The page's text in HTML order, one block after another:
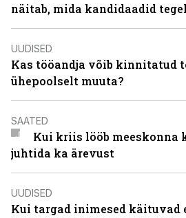
näitab, mida kandidaadid
UUDISED
Kas tööandja võib kinnitatud
ühepoolselt muuta?
SAATED
Kui kriis lööb meeskonna
juhtida ka ärevust
UUDISED
Kui targad inimesed käituvad